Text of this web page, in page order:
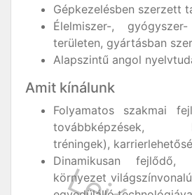
Gépkezelésben szerzett
Élelmiszer-,
területen, gyártásban
Alapszintű angol
Amit kínálunk
Folyamatos szakmai
továbbképzések,
tréningek),
Dinamikusan fejlődő,
környezet